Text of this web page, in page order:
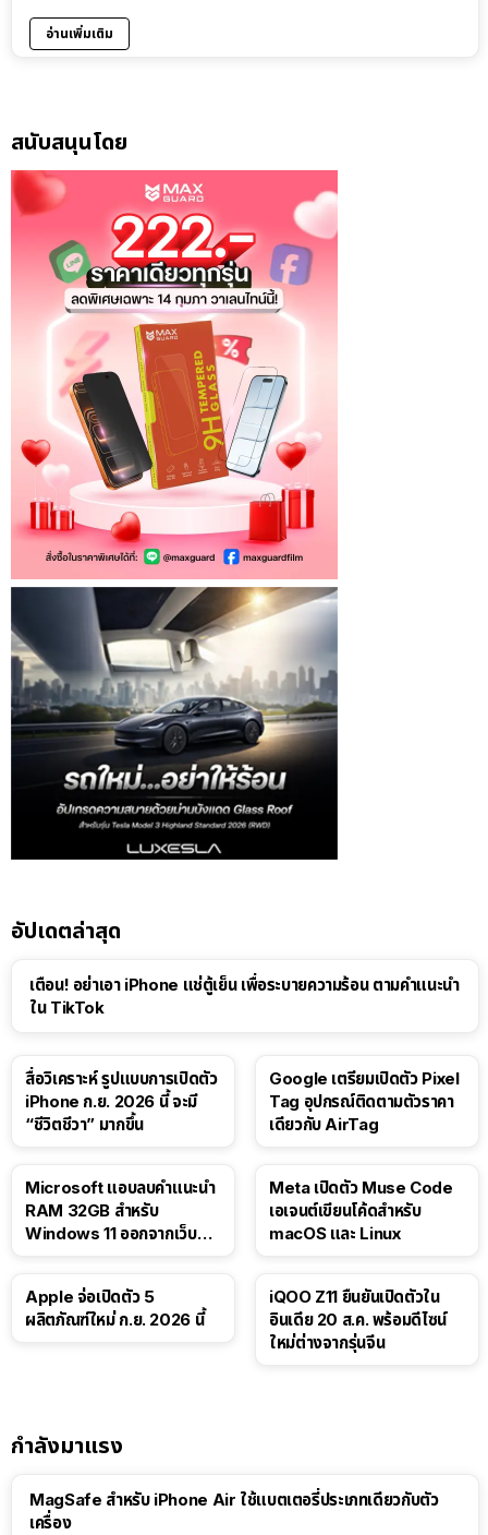
อ่านเพิ่มเติม
สนับสนุนโดย
อัปเดตล่าสุด
เตือน! อย่าเอา iPhone แช่ตู้เย็น เพื่อระบายความร้อน ตามคำแนะนำ
ใน TikTok
สื่อวิเคราะห์ รูปแบบการเปิดตัว
iPhone ก.ย. 2026 นี้ จะมี
“ชีวิตชีวา” มากขึ้น
Google เตรียมเปิดตัว Pixel
Tag อุปกรณ์ติดตามตัวราคา
เดียวกับ AirTag
Microsoft แอบลบคำแนะนำ
RAM 32GB สำหรับ
Windows 11 ออกจากเว็บตัว
Meta เปิดตัว Muse Code
เอเจนต์เขียนโค้ดสำหรับ
macOS และ Linux
Apple จ่อเปิดตัว 5
ผลิตภัณฑ์ใหม่ ก.ย. 2026 นี้
iQOO Z11 ยืนยันเปิดตัวใน
อินเดีย 20 ส.ค. พร้อมดีไซน์
ใหม่ต่างจากรุ่นจีน
กำลังมาแรง
MagSafe สำหรับ iPhone Air ใช้แบตเตอรี่ประเภทเดียวกับตัว
เครื่อง